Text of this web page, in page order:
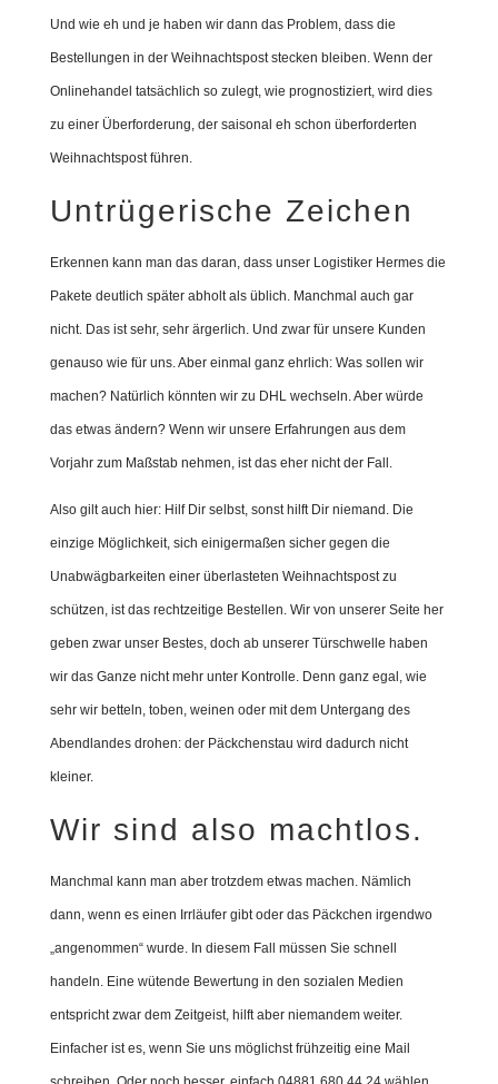
Und wie eh und je haben wir dann das Problem, dass die
Bestellungen in der Weihnachtspost stecken bleiben. Wenn der
Onlinehandel tatsächlich so zulegt, wie prognostiziert, wird dies
zu einer Überforderung, der saisonal eh schon überforderten
Weihnachtspost führen.
Untrügerische Zeichen
Erkennen kann man das daran, dass unser Logistiker Hermes die
Pakete deutlich später abholt als üblich. Manchmal auch gar
nicht. Das ist sehr, sehr ärgerlich. Und zwar für unsere Kunden
genauso wie für uns. Aber einmal ganz ehrlich: Was sollen wir
machen? Natürlich könnten wir zu DHL wechseln. Aber würde
das etwas ändern? Wenn wir unsere Erfahrungen aus dem
Vorjahr zum Maßstab nehmen, ist das eher nicht der Fall.
Also gilt auch hier: Hilf Dir selbst, sonst hilft Dir niemand. Die
einzige Möglichkeit, sich einigermaßen sicher gegen die
Unabwägbarkeiten einer überlasteten Weihnachtspost zu
schützen, ist das rechtzeitige Bestellen. Wir von unserer Seite her
geben zwar unser Bestes, doch ab unserer Türschwelle haben
wir das Ganze nicht mehr unter Kontrolle. Denn ganz egal, wie
sehr wir betteln, toben, weinen oder mit dem Untergang des
Abendlandes drohen: der Päckchenstau wird dadurch nicht
kleiner.
Wir sind also machtlos.
Manchmal kann man aber trotzdem etwas machen. Nämlich
dann, wenn es einen Irrläufer gibt oder das Päckchen irgendwo
„angenommen“ wurde. In diesem Fall müssen Sie schnell
handeln. Eine wütende Bewertung in den sozialen Medien
entspricht zwar dem Zeitgeist, hilft aber niemandem weiter.
Einfacher ist es, wenn Sie uns möglichst frühzeitig eine Mail